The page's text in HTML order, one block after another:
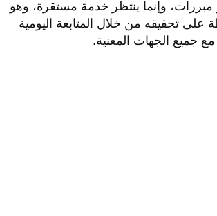
مبررات، وإنما ينتظر خدمة مستقرة، وهو
على تحقيقه من خلال المتابعة اليومية
جميع الجهات المعنية.